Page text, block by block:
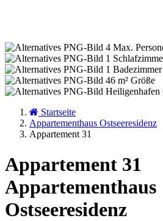
4 Max.
1
1 Badezimmer
46 m² Größe
Heiligenhafen
Startseite
Appartementhaus Ostseeresidenz
Appartement 31
Appartement 31
Appartementhaus
Ostseeresidenz